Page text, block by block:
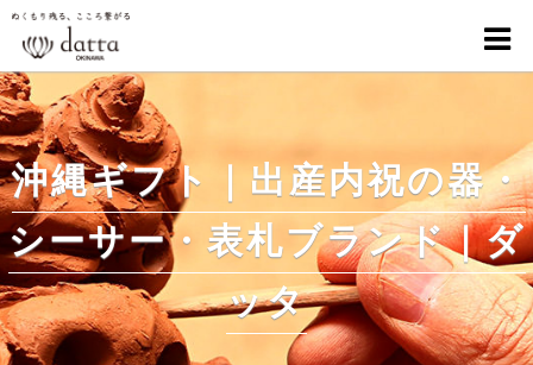
沖縄ギフト｜出産内祝の器・
シーサー・表札ブランド｜ダ
ッタ